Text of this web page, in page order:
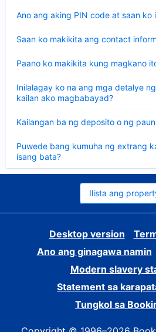
Ano ang aking PIN code at saan ko
ang
Saan ko makikita ang contact
ang
Paano ko makikita kung magkano
ang
Inilalagay ko na ang mga detalye
kailan ako magbabayad?
ang
sagot
Kailangan ba ng deposito o ng
ang
Puwede bang kumuha ng extrang
isang bata?
ang
sagot
Ilista ang
Desktop version
Ano ang ginagawa namin
Modern slavery
Statement sa
Tungkol sa